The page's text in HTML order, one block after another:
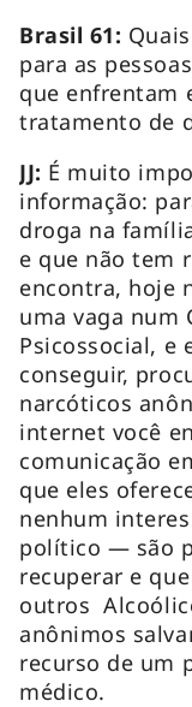
Brasil 61:
para as
que enfrentam
tratamento de
JJ: É muito
informação:
droga na
e que não tem
encontra, hoje
uma vaga num
Psicossocial, e
conseguir,
narcóticos
internet você
comunicação
que eles
nenhum
político — são
recuperar e
outros
anônimos
recurso de um
médico.